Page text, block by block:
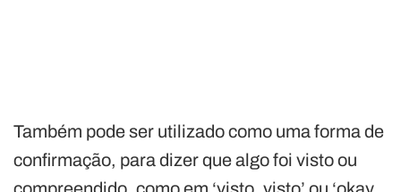
Também pode ser utilizado como uma forma de
confirmação, para dizer que algo foi visto ou